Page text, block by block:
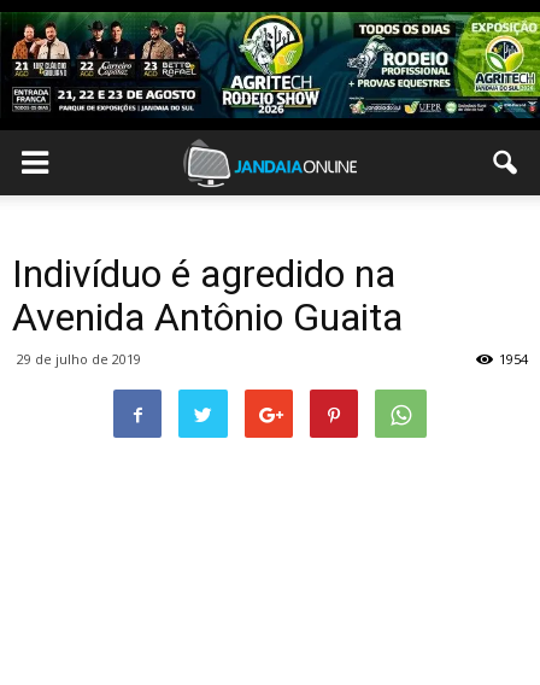
Indivíduo é agredido na
Avenida Antônio Guaita
29 de julho de 2019 1954